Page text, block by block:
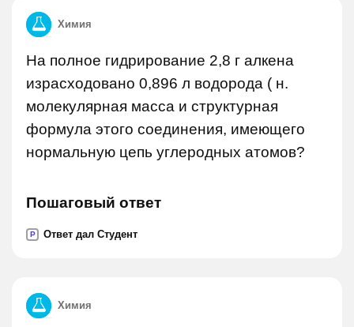
Химия
На полное гидрирование 2,8 г алкена
израсходовано 0,896 л водорода ( н.
молекулярная масса и структурная
формула этого соединения, имеющего
нормальную цепь углеродных атомов?
Пошаговый ответ
P Ответ дал Студент
Химия